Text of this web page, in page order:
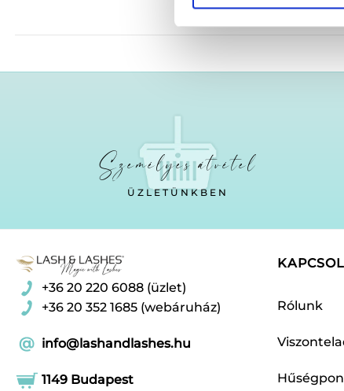
Személyes átvétel
ÜZLETÜNKBEN
+36 20 220 6088 (üzlet)
+36 20 352 1685 (webáruház)
info@lashandlashes.hu
1149 Budapest
Rólunk